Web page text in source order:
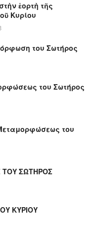
ἑορτὴ τῆς
Κυρίου
του Σωτήρος
του Σωτήρος
του
ΣΩΤΗΡΟΣ
ΚΥΡΙΟΥ